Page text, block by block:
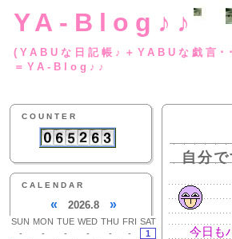
YA-Blog♪♪
(YABUな日記帳♪
＝YA-Blog♪♪
COUNTER
CALENDAR
« 2026.8 »
SUN MON TUE WED THU FRI SAT
-
- - - - -
1
自分
今日も